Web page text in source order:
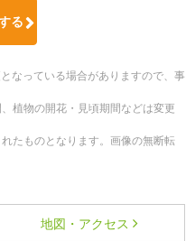
る
なっている場合がありますので、事
植物の開花・見頃期間などは変更
たものとなります。画像の無断転
地図・アクセス